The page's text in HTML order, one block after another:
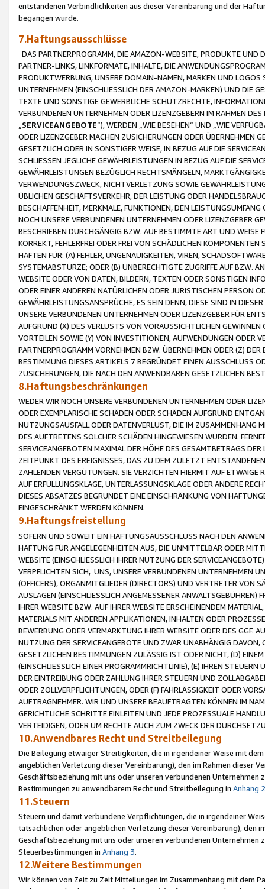
entstandenen Verbindlichkeiten aus dieser Vereinbarung und der
begangen wurde.
7.Haftungsausschlüsse
DAS PARTNERPROGRAMM, DIE AMAZON-WEBSITE, PRODUKTE UND
PARTNER-LINKS, LINKFORMATE, INHALTE, DIE
PRODUKTWERBUNG, UNSERE DOMAIN-NAMEN, MARKEN UND
UNTERNEHMEN (EINSCHLIESSLICH DER AMAZON-MARKEN) UND DIE
TEXTE UND SONSTIGE GEWERBLICHE SCHUTZRECHTE,
VERBUNDENEN UNTERNEHMEN ODER LIZENZGEBERN IM RAHMEN
SERVICEANGEBOTE“), WERDEN „WIE BESEHEN“ UND „WIE
ODER LIZENZGEBER MACHEN ZUSICHERUNGEN ODER ÜBERNEHMEN
GESETZLICH ODER IN SONSTIGER WEISE, IN BEZUG AUF DIE
SCHLIESSEN JEGLICHE GEWÄHRLEISTUNGEN IN BEZUG AUF DIE
GEWÄHRLEISTUNGEN BEZÜGLICH RECHTSMÄNGELN,
VERWENDUNGSZWECK, NICHTVERLETZUNG SOWIE
ÜBLICHEN GESCHÄFTSVERKEHR, DER LEISTUNG ODER
BESCHAFFENHEIT, MERKMALE, FUNKTIONEN, DEN
NOCH UNSERE VERBUNDENEN UNTERNEHMEN ODER LIZENZGEBER
BESCHRIEBEN DURCHGÄNGIG BZW. AUF BESTIMMTE ART UND
KORREKT, FEHLERFREI ODER FREI VON SCHÄDLICHEN
HAFTEN FÜR: (A) FEHLER, UNGENAUIGKEITEN, VIREN,
SYSTEMABSTÜRZE; ODER (B) UNBERECHTIGTE ZUGRIFFE AUF BZW.
WEBSITE ODER VON DATEN, BILDERN, TEXTEN ODER SONSTIGEN
ODER EINER ANDEREN NATÜRLICHEN ODER JURISTISCHEN PERSON
GEWÄHRLEISTUNGSANSPRÜCHE, ES SEIN DENN, DIESE SIND IN
UNSERE VERBUNDENEN UNTERNEHMEN ODER LIZENZGEBER FÜR
AUFGRUND (X) DES VERLUSTS VON VORAUSSICHTLICHEN
VORTEILEN SOWIE (Y) VON INVESTITIONEN, AUFWENDUNGEN ODER
PARTNERPROGRAMM VORNEHMEN BZW. ÜBERNEHMEN ODER (Z)
BESTIMMUNG DIESES ARTIKELS 7 BEGRÜNDET EINEN AUSSCHLUSS
ZUSICHERUNGEN, DIE NACH DEN ANWENDBAREN GESETZLICHEN
8.Haftungsbeschränkungen
WEDER WIR NOCH UNSERE VERBUNDENEN UNTERNEHMEN ODER
ODER EXEMPLARISCHE SCHÄDEN ODER SCHÄDEN AUFGRUND
NUTZUNGSAUSFALL ODER DATENVERLUST, DIE IM ZUSAMMENHANG
DES AUFTRETENS SOLCHER SCHÄDEN HINGEWIESEN WURDEN.
SERVICEANGEBOTEN MAXIMAL DER HÖHE DES GESAMTBETRAGS
ZEITPUNKT DES EREIGNISSES, DAS ZU DEM ZULETZT
ZAHLENDEN VERGÜTUNGEN. SIE VERZICHTEN HIERMIT AUF
AUF ERFÜLLUNGSKLAGE, UNTERLASSUNGSKLAGE ODER ANDERE
DIESES ABSATZES BEGRÜNDET EINE EINSCHRÄNKUNG VON
EINGESCHRÄNKT WERDEN KÖNNEN.
9.Haftungsfreistellung
SOFERN UND SOWEIT EIN HAFTUNGSAUSSCHLUSS NACH DEN
HAFTUNG FÜR ANGELEGENHEITEN AUS, DIE UNMITTELBAR ODER
WEBSITE (EINSCHLIESSLICH IHRER NUTZUNG DER
VERPFLICHTEN SICH, UNS, UNSERE VERBUNDENEN UNTERNEHMEN
(OFFICERS), ORGANMITGLIEDER (DIRECTORS) UND VERTRETER VON
AUSLAGEN (EINSCHLIESSLICH ANGEMESSENER
IHRER WEBSITE BZW. AUF IHRER WEBSITE ERSCHEINENDEM
MATERIALS MIT ANDEREN APPLIKATIONEN, INHALTEN ODER
BEWERBUNG ODER VERMARKTUNG IHRER WEBSITE ODER DES GGF.
NUTZUNG DER SERVICEANGEBOTE UND ZWAR UNABHÄNGIG
GESETZLICHEN BESTIMMUNGEN ZULÄSSIG IST ODER NICHT, (D)
(EINSCHLIESSLICH EINER PROGRAMMRICHTLINIE), (E) IHREN
DER EINTREIBUNG ODER ZAHLUNG IHRER STEUERN UND
ODER ZOLLVERPFLICHTUNGEN, ODER (F) FAHRLÄSSIGKEIT ODER
AUFTRAGNEHMER. WIR UND UNSERE BEAUFTRAGTEN KÖNNEN IM
GERICHTLICHE SCHRITTE EINLEITEN UND JEDE PROZESSUALE
VERTEIDIGEN, ODER UM RECHTE AUCH ZUM ZWECK DER
10.Anwendbares Recht und Streitbeilegung
Die Beilegung etwaiger Streitigkeiten, die in irgendeiner Weise mit
angeblichen Verletzung dieser Vereinbarung), den im Rahmen dieser
Geschäftsbeziehung mit uns oder unseren verbundenen
Bestimmungen zu anwendbarem Recht und Streitbeilegung in Anhang 2
11.Steuern
Steuern und damit verbundene Verpflichtungen, die in irgendeiner
tatsächlichen oder angeblichen Verletzung dieser Vereinbarung), den
Geschäftsbeziehung mit uns oder unseren verbundenen
Steuerbestimmungen in Anhang 3.
12.Weitere Bestimmungen
Wir können von Zeit zu Zeit Mitteilungen im Zusammenhang mit dem